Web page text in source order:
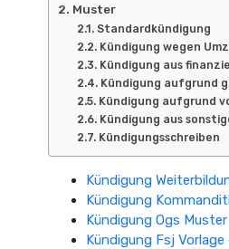
Muster
Standardkündigung
Kündigung wegen
Kündigung aus
Kündigung aufgrund
Kündigung aufgrund
Kündigung aus
Kündigungsschreiben
Kündigung
Kündigung
Kündigung Ogs
Kündigung Fsj